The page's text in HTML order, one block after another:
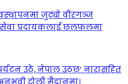
जुट्यो वीरगञ्ज
प्रदायकलाई छलफलमा
उठे, नेपाल उठ्छ’ नारासहित
टोली मैदानमा।